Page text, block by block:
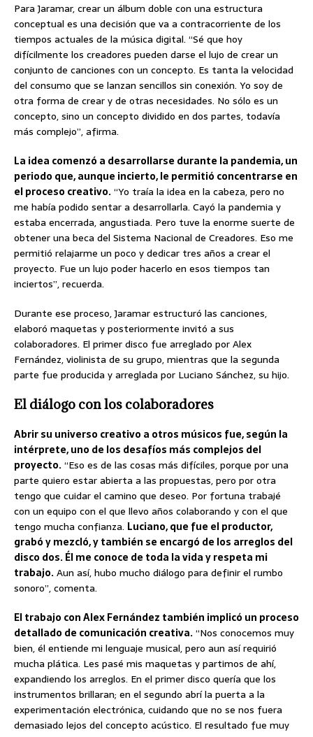
Para Jaramar, crear un álbum doble con una estructura
conceptual es una decisión que va a contracorriente de los
tiempos actuales de la música digital. “Sé que hoy
difícilmente los creadores pueden darse el lujo de crear un
conjunto de canciones con un concepto. Es tanta la velocidad
del consumo que se lanzan sencillos sin conexión. Yo soy de
otra forma de crear y de otras necesidades. No sólo es un
concepto, sino un concepto dividido en dos partes, todavía
más complejo”, afirma.
La idea comenzó a desarrollarse durante la pandemia, un
periodo que, aunque incierto, le permitió concentrarse en
el proceso creativo.“Yo traía la idea en la cabeza, pero no
me había podido sentar a desarrollarla. Cayó la pandemia y
estaba encerrada, angustiada. Pero tuve la enorme suerte de
obtener una beca del Sistema Nacional de Creadores. Eso me
permitió relajarme un poco y dedicar tres años a crear el
proyecto. Fue un lujo poder hacerlo en esos tiempos tan
inciertos”, recuerda.
Durante ese proceso, Jaramar estructuró las canciones,
elaboró maquetas y posteriormente invitó a sus
colaboradores. El primer disco fue arreglado por Alex
Fernández, violinista de su grupo, mientras que la segunda
parte fue producida y arreglada por Luciano Sánchez, su hijo.
El diálogo con los colaboradores
Abrir su universo creativo a otros músicos fue, según la
intérprete, uno de los desafíos más complejos del
proyecto.“Eso es de las cosas más difíciles, porque por una
parte quiero estar abierta a las propuestas, pero por otra
tengo que cuidar el camino que deseo. Por fortuna trabajé
con un equipo con el que llevo años colaborando y con el que
tengo mucha confianza. Luciano, que fue el productor,
grabó y mezcló, y también se encargó de los arreglos del
disco dos. Él me conoce de toda la vida y respeta mi
trabajo.Aun así, hubo mucho diálogo para definir el rumbo
sonoro”, comenta.
El trabajo con Alex Fernández también implicó un proceso
detallado de comunicación creativa.“Nos conocemos muy
bien, él entiende mi lenguaje musical, pero aun así requirió
mucha plática. Les pasé mis maquetas y partimos de ahí,
expandiendo los arreglos. En el primer disco quería que los
instrumentos brillaran; en el segundo abrí la puerta a la
experimentación electrónica, cuidando que no se nos fuera
demasiado lejos del concepto acústico. El resultado fue muy